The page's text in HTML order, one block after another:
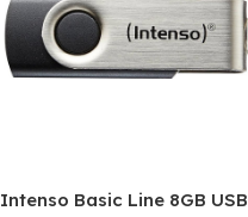
Intenso Basic Line 8GB USB